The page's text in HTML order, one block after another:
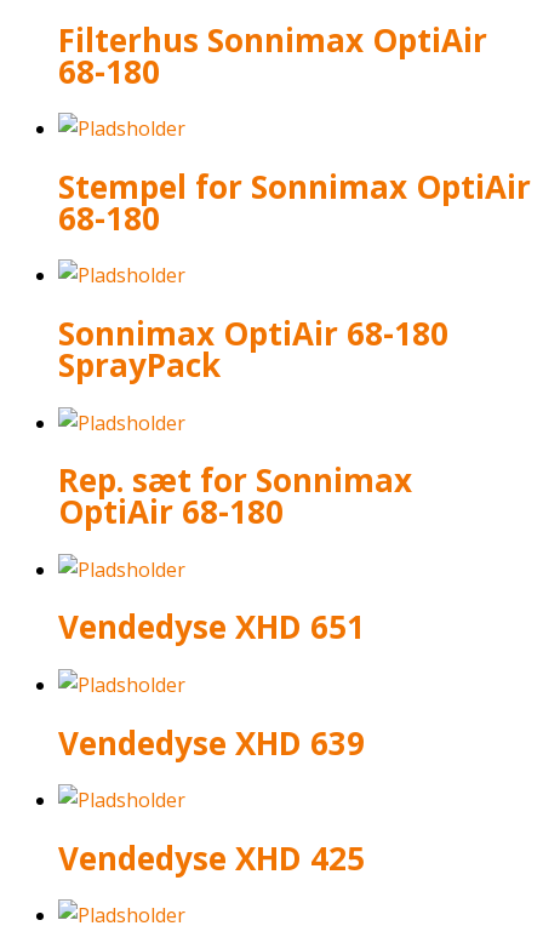
Filterhus Sonnimax OptiAir
68-180
Stempel for Sonnimax OptiAir
68-180
Sonnimax OptiAir 68-180
SprayPack
Rep. sæt for Sonnimax
OptiAir 68-180
Vendedyse XHD 651
Vendedyse XHD 639
Vendedyse XHD 425